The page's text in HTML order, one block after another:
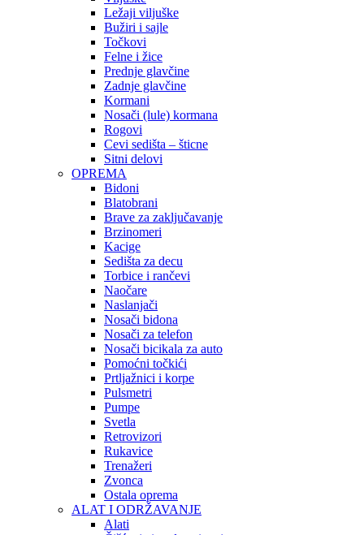
Ležaji viljuške
Bužiri i sajle
Točkovi
Felne i žice
Prednje glavčine
Zadnje glavčine
Kormani
Nosači (lule) kormana
Rogovi
Cevi sedišta – šticne
Sitni delovi
OPREMA
Bidoni
Blatobrani
Brave za zaključavanje
Brzinomeri
Kacige
Sedišta za decu
Torbice i rančevi
Naočare
Naslanjači
Nosači bidona
Nosači za telefon
Nosači bicikala za auto
Pomoćni točkići
Prtljažnici i korpe
Pulsmetri
Pumpe
Svetla
Retrovizori
Rukavice
Trenažeri
Zvonca
Ostala oprema
ALAT I ODRŽAVANJE
Alati